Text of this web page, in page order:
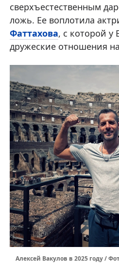
сверхъестественным
ложь. Ее воплотила
Фаттахова, с которой у
дружеские отношения
Алексей Вакулов в 2025 году /